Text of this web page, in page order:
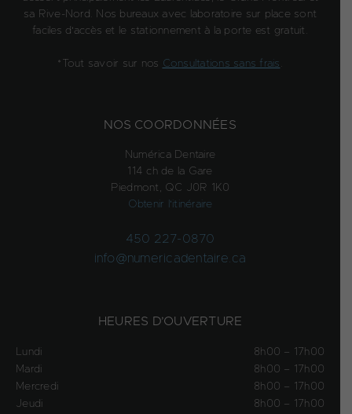
sa Rive-Nord. Nos bureaux avec laboratoire sur place sont
faciles d'accès et le stationnement à la porte est gratuit.
*Tout savoir sur nos Consultations sans frais
NOS COORDONNÉES
Numérica Dentaire
114 ch de la Gare
Piedmont, QC J0R 1K0
Obtenir l'itinéraire
450 227-0870
info@numericadentaire.ca
HEURES D’OUVERTURE
Lundi
8h00 – 17h00
Mardi
8h00 – 17h00
Mercredi
8h00 – 17h00
Jeudi
8h00 – 17h00